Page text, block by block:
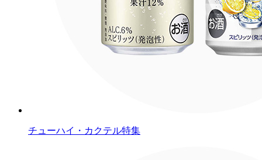
チューハイ・カクテル特集